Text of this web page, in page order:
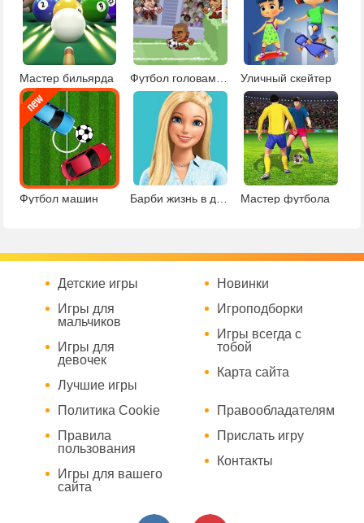
Мастер бильярда Футбол головами 3 Уличный скейтер
Футбол машин Барби жизнь в доме мечты Мастер футбола
Детские игры
Игры для
мальчиков
Игры для
девочек
Лучшие игры
Новинки
Игроподборки
Игры всегда с
тобой
Карта сайта
Политика Cookie
Правила
пользования
Игры для вашего
сайта
Правообладателям
Прислать игру
Контакты